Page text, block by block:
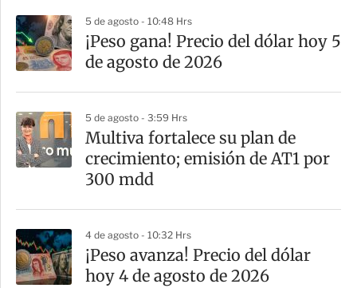
5 de agosto - 10:48 Hrs
¡Peso gana! Precio del dólar hoy 5
de agosto de 2026
5 de agosto - 3:59 Hrs
Multiva fortalece su plan de
crecimiento; emisión de AT1 por
300 mdd
4 de agosto - 10:32 Hrs
¡Peso avanza! Precio del dólar
hoy 4 de agosto de 2026